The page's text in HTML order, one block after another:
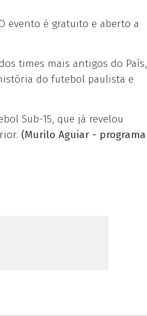
evento é gratuito e aberto a
times mais antigos do País,
do futebol paulista e
Sub-15, que já revelou
(Murilo Aguiar - programa